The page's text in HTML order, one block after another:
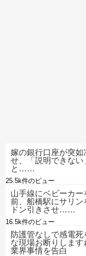
嫁の銀行口座が突
せ、「説明できない
と……
25.5k件のビュー
山手線にベビーカ
前、船橋駅にサリ
ドン引きさせ……
16.5k件のビュー
防護管なしで感電
な現場お断りしま
業界事情を告白